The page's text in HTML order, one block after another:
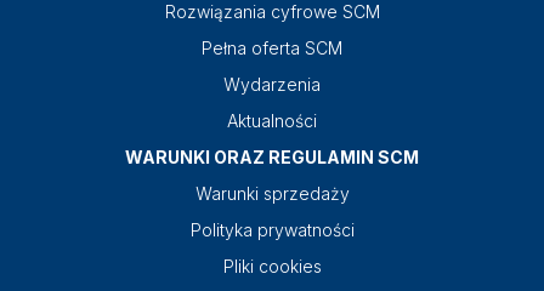
Rozwiązania cyfrowe SCM
Pełna oferta SCM
Wydarzenia
Aktualności
WARUNKI ORAZ REGULAMIN SCM
Warunki sprzedaży
Polityka prywatności
Pliki cookies